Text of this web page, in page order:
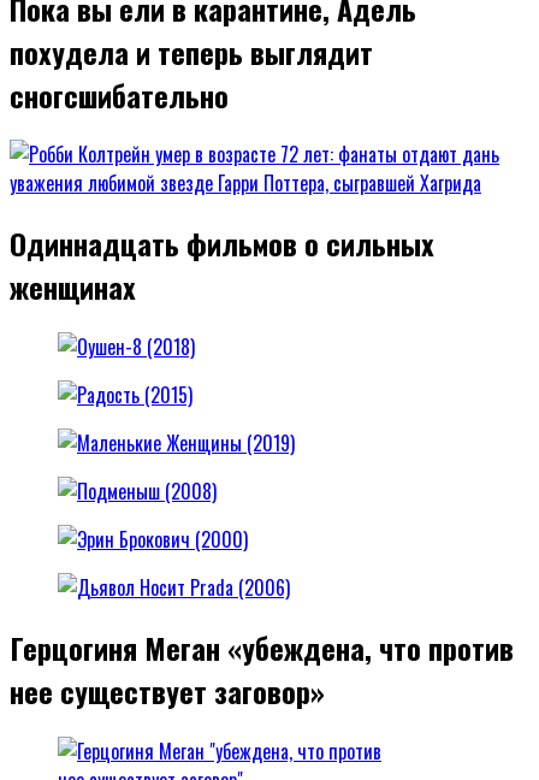
похудела и теперь выглядит
сногсшибательно
Одиннадцать фильмов о сильных
женщинах
Герцогиня Меган «убеждена, что против
нее существует заговор»